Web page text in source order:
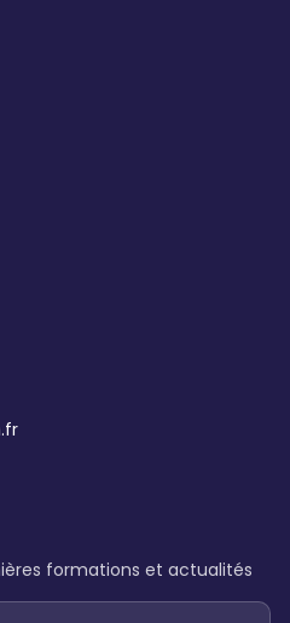
formations et actualités